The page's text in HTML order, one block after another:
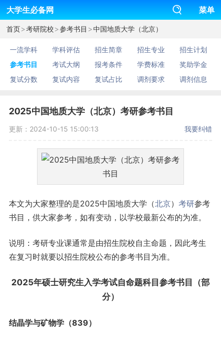
大学生必备网 菜单
首页>考研院校>参考书目 >中国地质大学（北京）
一流学科 学科评估 招生简章 招生专业
招生计划
参考书目
考试大纲 报考条件 学费标准
奖助学金
复试分数
复试内容 复试占比 调剂要求 调剂信息
2025中国地质大学（北京）考研参考书目
更新：2024-10-15 15:00:13 我要纠错
本文为大家整理的是2025中国地质大学（北京） 考研参考
书目，供大家参考，如有变动，以学校最新公布的为准。
说明：考研专业课通常是由招生院校自主命题，因此考生
在复习时就要以招生院校公布的参考书目为准。
2025年硕士研究生入学考试自命题科目参考书目（部
分）
结晶学与矿物学（839）